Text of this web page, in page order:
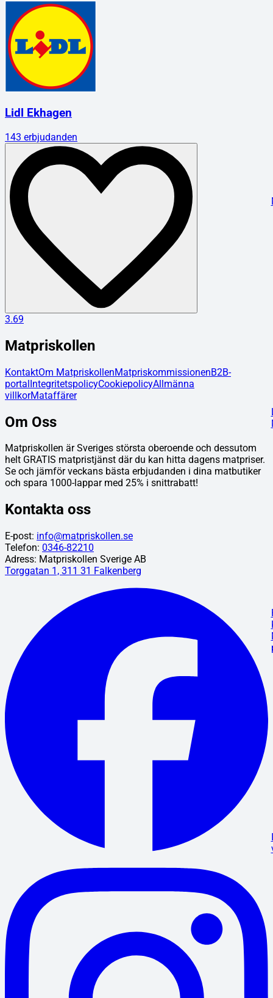
Lidl Ekhagen
143 erbjudanden
3.69
Matpriskollen
KontaktOm MatpriskollenMatpriskommissionenB2B-
portalIntegritetspolicyCookiepolicyAllmänna
villkorMataffärer
Om Oss
Matpriskollen är Sveriges största oberoende och dessutom
helt GRATIS matpristjänst där du kan hitta dagens matpriser.
Se och jämför veckans bästa erbjudanden i dina matbutiker
och spara 1000-lappar med 25% i snittrabatt!
Kontakta oss
E-post: info@matpriskollen.se
Telefon: 0346-82210
Adress: Matpriskollen Sverige AB
Torggatan 1, 311 31 Falkenberg